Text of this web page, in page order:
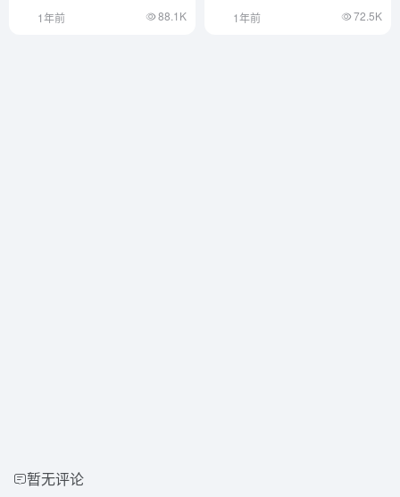
1年前 88.1K 1年前 72.5K
暂无评论